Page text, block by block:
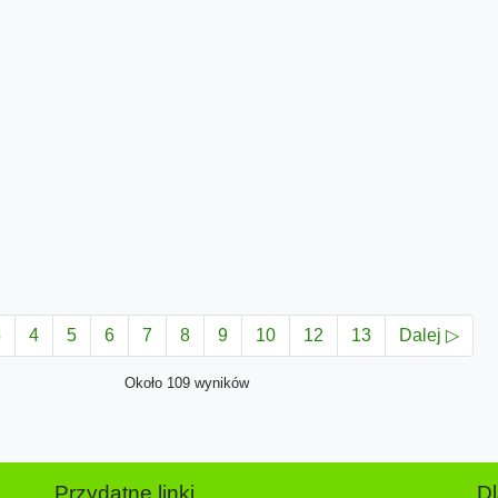
4 5 6 7 8 9 10 12 13 Dalej ▷
Około 109 wyników
Przydatne linki